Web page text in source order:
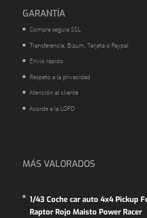
GARANTÍA
Compra segura SSL
Transferencia, Bizum, Tarjeta o Paypal
Envío rápido
Respeto a la privacidad
Atención al cliente
Acorde a la LOPD
MÁS VALORADOS
1/43 Coche car auto 4x4 Pickup
Raptor Rojo Maisto Power Racer